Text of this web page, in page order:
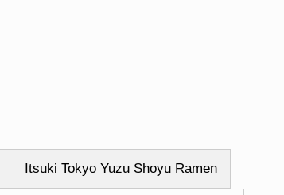
Itsuki Tokyo Yuzu Shoyu Ramen